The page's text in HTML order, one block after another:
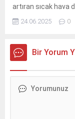
artıran sıcak hava
yangın riskini ciddi
24.06.2025 0
Bir Yorum